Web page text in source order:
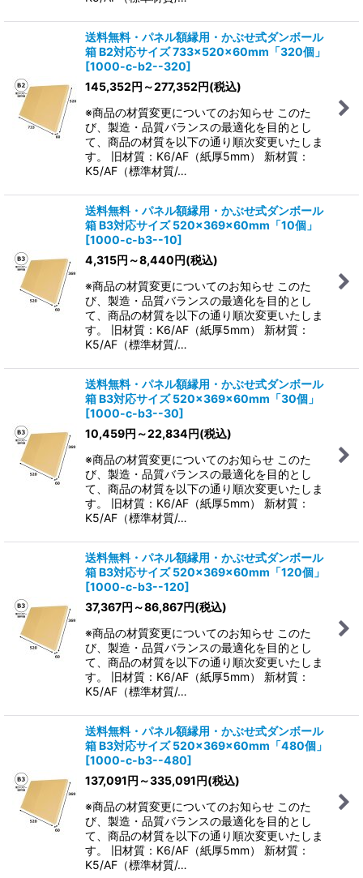
送料無料・パネル額縁用・かぶせ式ダンボール
箱 B2対応サイズ 733×520×60mm「320個」
[1000-c-b2--320]
145,352円 ～277,352円(税込)
※商品の材質変更についてのお知らせ このた
び、製造・品質バランスの最適化を目的とし
て、商品の材質を以下の通り順次変更いたしま
す。 旧材質：K6/AF（紙厚5mm） 新材質：
K5/AF（標準材質/…
送料無料・パネル額縁用・かぶせ式ダンボール
箱 B3対応サイズ 520×369×60mm「10個」
[1000-c-b3--10]
4,315円 ～8,440円(税込)
※商品の材質変更についてのお知らせ このた
び、製造・品質バランスの最適化を目的とし
て、商品の材質を以下の通り順次変更いたしま
す。 旧材質：K6/AF（紙厚5mm） 新材質：
K5/AF（標準材質/…
送料無料・パネル額縁用・かぶせ式ダンボール
箱 B3対応サイズ 520×369×60mm「30個」
[1000-c-b3--30]
10,459円 ～22,834円(税込)
※商品の材質変更についてのお知らせ このた
び、製造・品質バランスの最適化を目的とし
て、商品の材質を以下の通り順次変更いたしま
す。 旧材質：K6/AF（紙厚5mm） 新材質：
K5/AF（標準材質/…
送料無料・パネル額縁用・かぶせ式ダンボール
箱 B3対応サイズ 520×369×60mm「120個」
[1000-c-b3--120]
37,367円 ～86,867円(税込)
※商品の材質変更についてのお知らせ このた
び、製造・品質バランスの最適化を目的とし
て、商品の材質を以下の通り順次変更いたしま
す。 旧材質：K6/AF（紙厚5mm） 新材質：
K5/AF（標準材質/…
送料無料・パネル額縁用・かぶせ式ダンボール
箱 B3対応サイズ 520×369×60mm「480個」
[1000-c-b3--480]
137,091円 ～335,091円(税込)
※商品の材質変更についてのお知らせ このた
び、製造・品質バランスの最適化を目的とし
て、商品の材質を以下の通り順次変更いたしま
す。 旧材質：K6/AF（紙厚5mm） 新材質：
K5/AF（標準材質/…